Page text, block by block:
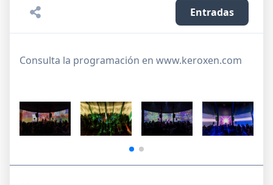
Entradas
Consulta la programación en www.keroxen.com